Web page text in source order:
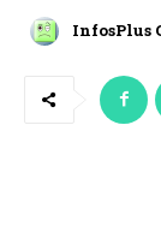
InfosPlus